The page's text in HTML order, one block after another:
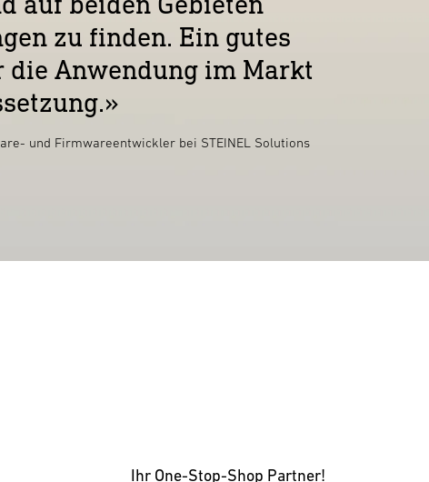
zu finden. Ein gutes
Anwendung im Markt
und Firmwareentwickler bei STEINEL Solutions
Ihr One-Stop-Shop Partner!